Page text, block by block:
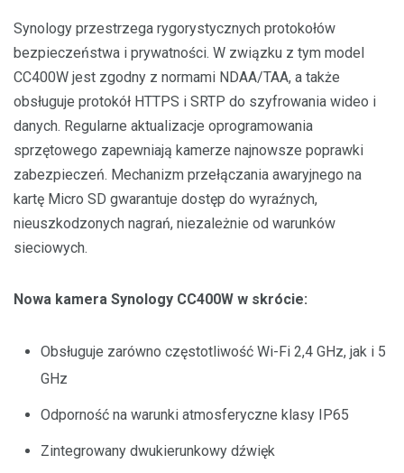
Synology przestrzega rygorystycznych protokołów
bezpieczeństwa i prywatności. W związku z tym model
CC400W jest zgodny z normami NDAA/TAA, a także
obsługuje protokół HTTPS i SRTP do szyfrowania wideo i
danych. Regularne aktualizacje oprogramowania
sprzętowego zapewniają kamerze najnowsze poprawki
zabezpieczeń. Mechanizm przełączania awaryjnego na
kartę Micro SD gwarantuje dostęp do wyraźnych,
nieuszkodzonych nagrań, niezależnie od warunków
sieciowych.
Nowa kamera Synology CC400W w skrócie:
Obsługuje zarówno częstotliwość Wi-Fi 2,4 GHz, jak i 5
GHz
Odporność na warunki atmosferyczne klasy IP65
Zintegrowany dwukierunkowy dźwięk